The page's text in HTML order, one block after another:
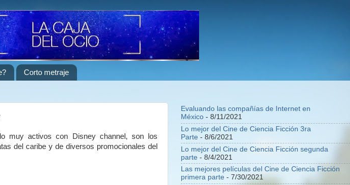
Corto metraje
muy activos con Disney channel, son los
del caribe y de diversos promocionales del
Evaluando las compañías de Internet en
México - 8/11/2021
Lo mejor del Cine de Ciencia Ficción 3ra
Parte - 8/6/2021
Lo mejor del Cine de Ciencia Ficción segunda
parte - 8/4/2021
Las mejores películas del Cine de Ciencia Ficción
primera parte - 7/30/2021